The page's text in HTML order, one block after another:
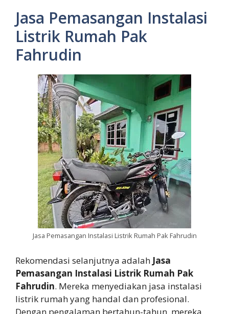
Jasa Pemasangan Instalasi
Listrik Rumah Pak
Fahrudin
Jasa Pemasangan Instalasi Listrik Rumah Pak Fahrudin
Rekomendasi selanjutnya adalah Jasa
Pemasangan Instalasi Listrik Rumah Pak
Fahrudin. Mereka menyediakan jasa instalasi
listrik rumah yang handal dan profesional.
Dengan pengalaman bertahun-tahun, mereka